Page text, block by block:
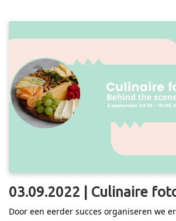
03.09.2022 | Culinaire
Door een eerder succes organiseren we